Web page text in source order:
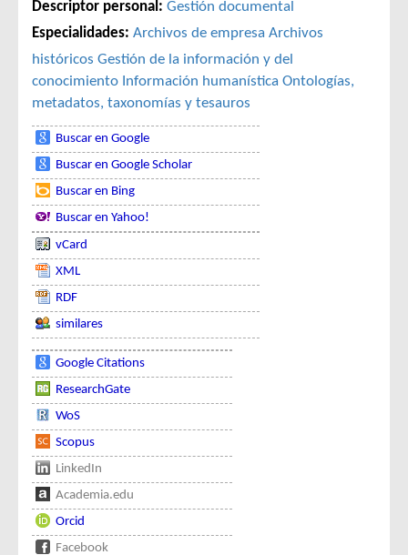
Descriptor personal: Gestión documental
Especialidades: Archivos de empresa Archivos
históricos Gestión de la información y del
conocimiento Información humanística Ontologías,
metadatos, taxonomías y tesauros
Buscar en Google
Buscar en Google Scholar
Buscar en Bing
Buscar en Yahoo!
vCard
XML
RDF
similares
Google Citations
ResearchGate
WoS
Scopus
LinkedIn
Academia.edu
Orcid
Facebook